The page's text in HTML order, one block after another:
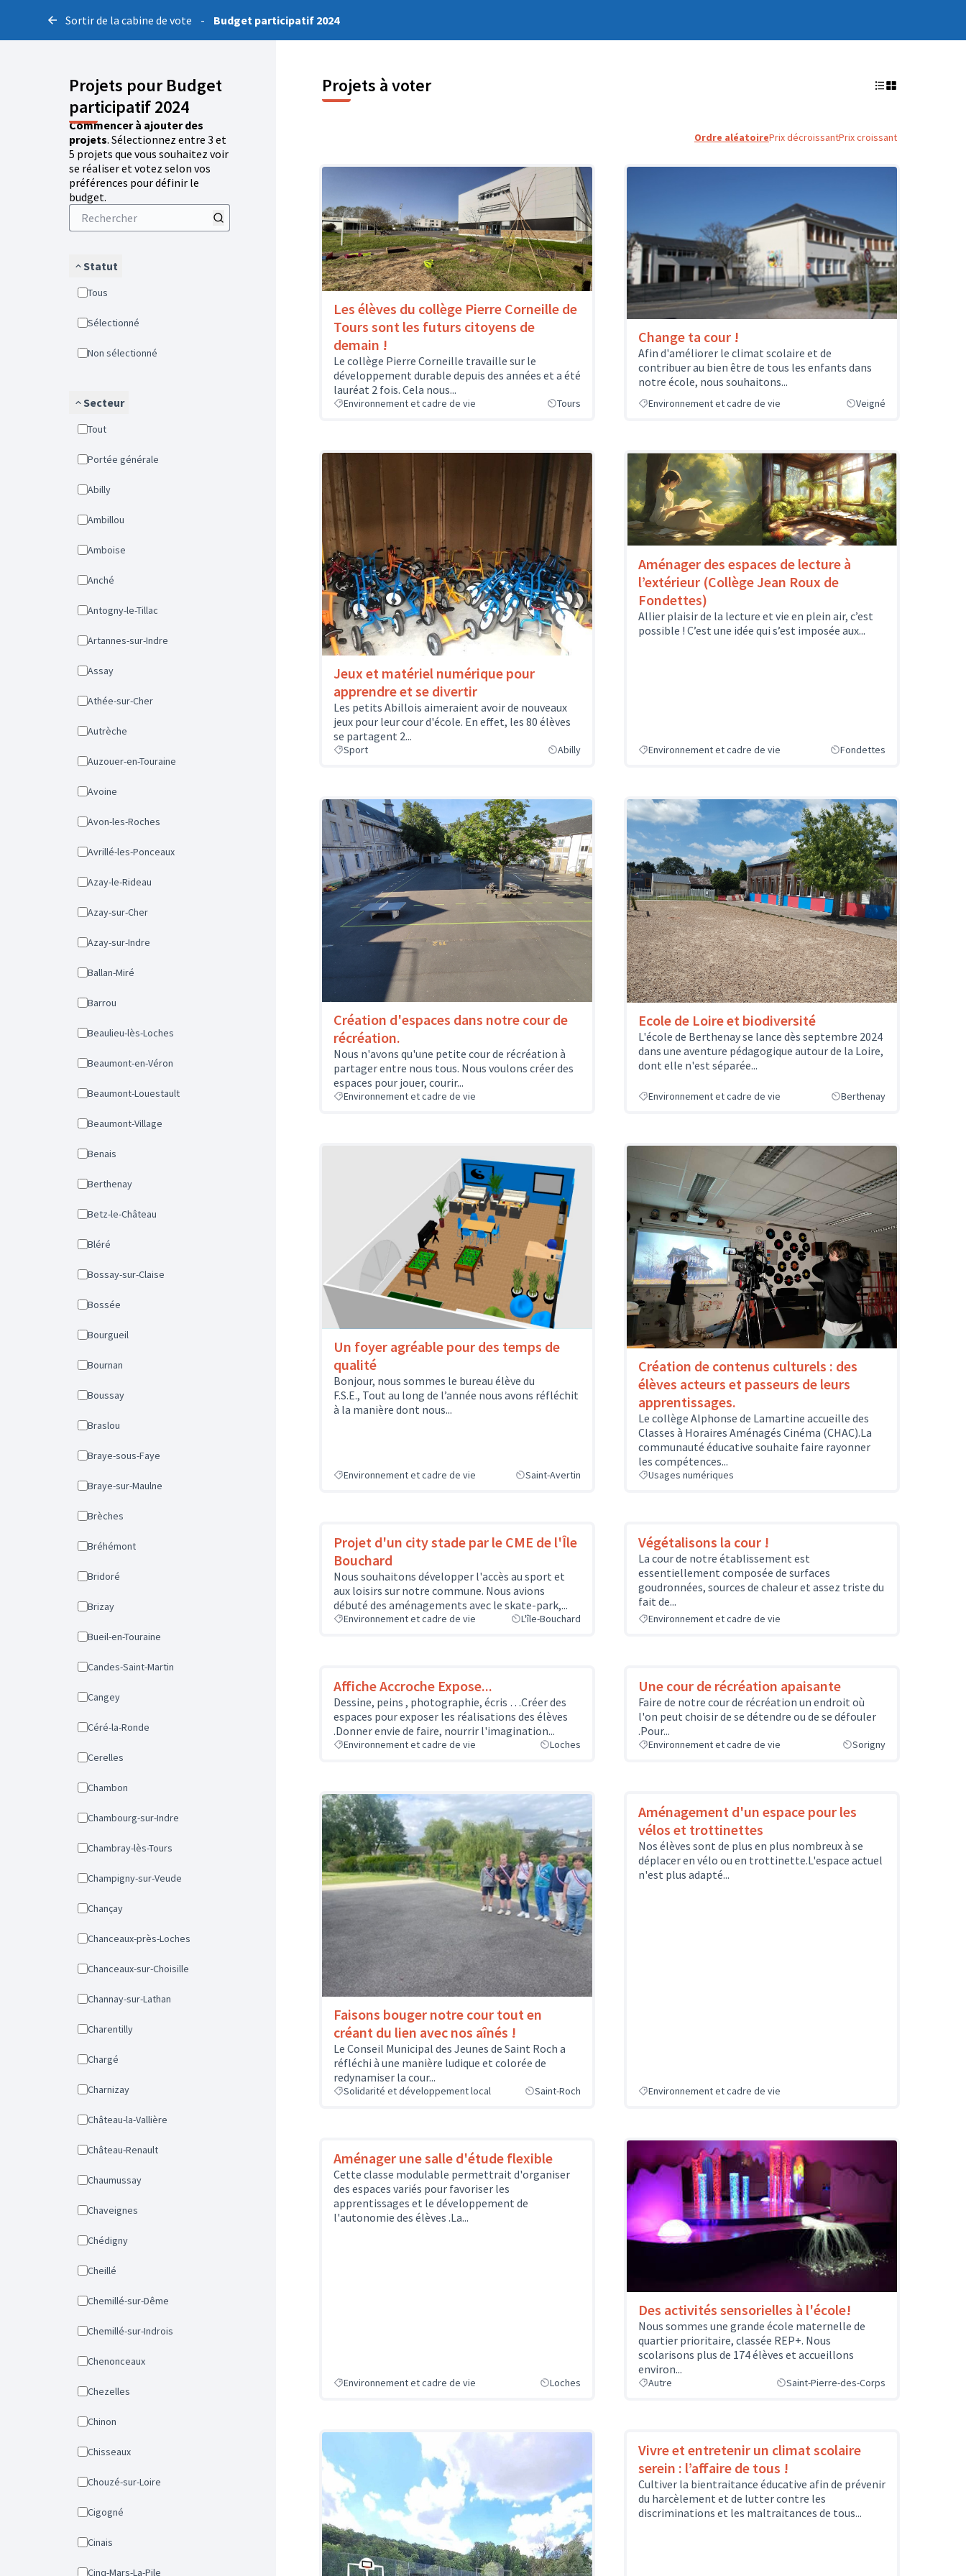
Sortir de la cabine de vote - Budget participatif 2024
Projets pour Budget
participatif 2024
Commencer à ajouter des
projets. Sélectionnez entre 3 et
5 projets que vous souhaitez voir
se réaliser et votez selon vos
préférences pour définir le
budget.
Statut
Tous
Sélectionné
Non sélectionné
Secteur
Tout
Portée générale
Abilly
Ambillou
Amboise
Anché
Antogny-le-Tillac
Artannes-sur-Indre
Assay
Athée-sur-Cher
Autrèche
Auzouer-en-Touraine
Avoine
Avon-les-Roches
Avrillé-les-Ponceaux
Azay-le-Rideau
Azay-sur-Cher
Azay-sur-Indre
Ballan-Miré
Barrou
Beaulieu-lès-Loches
Beaumont-en-Véron
Beaumont-Louestault
Beaumont-Village
Benais
Berthenay
Betz-le-Château
Bléré
Bossay-sur-Claise
Bossée
Bourgueil
Bournan
Boussay
Braslou
Braye-sous-Faye
Braye-sur-Maulne
Brèches
Bréhémont
Bridoré
Brizay
Bueil-en-Touraine
Candes-Saint-Martin
Cangey
Céré-la-Ronde
Cerelles
Chambon
Chambourg-sur-Indre
Chambray-lès-Tours
Champigny-sur-Veude
Chançay
Chanceaux-près-Loches
Chanceaux-sur-Choisille
Channay-sur-Lathan
Charentilly
Chargé
Charnizay
Château-la-Vallière
Château-Renault
Chaumussay
Chaveignes
Chédigny
Cheillé
Chemillé-sur-Dême
Chemillé-sur-Indrois
Chenonceaux
Chezelles
Chinon
Chisseaux
Chouzé-sur-Loire
Cigogné
Cinais
Cinq-Mars-La-Pile
Projets à voter
Ordre aléatoirePrix décroissantPrix croissant
Les élèves du collège Pierre Corneille de
Tours sont les futurs citoyens de
demain !
Le collège Pierre Corneille travaille sur le
développement durable depuis des années et a été
lauréat 2 fois. Cela nous...
Environnement et cadre de vie Tours
Change ta cour !
Afin d'améliorer le climat scolaire et de
contribuer au bien être de tous les enfants dans
notre école, nous souhaitons...
Environnement et cadre de vie Veigné
Jeux et matériel numérique pour
apprendre et se divertir
Les petits Abillois aimeraient avoir de nouveaux
jeux pour leur cour d'école. En effet, les 80 élèves
se partagent 2...
Sport Abilly
Aménager des espaces de lecture à
l’extérieur (Collège Jean Roux de
Fondettes)
Allier plaisir de la lecture et vie en plein air, c’est
possible ! C’est une idée qui s’est imposée aux...
Environnement et cadre de vie Fondettes
Création d'espaces dans notre cour de
récréation.
Nous n'avons qu'une petite cour de récréation à
partager entre nous tous. Nous voulons créer des
espaces pour jouer, courir...
Environnement et cadre de vie
Ecole de Loire et biodiversité
L'école de Berthenay se lance dès septembre 2024
dans une aventure pédagogique autour de la Loire,
dont elle n'est séparée...
Environnement et cadre de vie Berthenay
Un foyer agréable pour des temps de
qualité
Bonjour, nous sommes le bureau élève du
F.S.E., Tout au long de l’année nous avons réfléchit
à la manière dont nous...
Environnement et cadre de vie Saint-Avertin
Création de contenus culturels : des
élèves acteurs et passeurs de leurs
apprentissages.
Le collège Alphonse de Lamartine accueille des
Classes à Horaires Aménagés Cinéma (CHAC).La
communauté éducative souhaite faire rayonner
les compétences...
Usages numériques
Projet d'un city stade par le CME de l'Île
Bouchard
Nous souhaitons développer l'accès au sport et
aux loisirs sur notre commune. Nous avions
débuté des aménagements avec le skate-park,...
Environnement et cadre de vie L'île-Bouchard
Végétalisons la cour !
La cour de notre établissement est
essentiellement composée de surfaces
goudronnées, sources de chaleur et assez triste du
fait de...
Environnement et cadre de vie
Affiche Accroche Expose...
Dessine, peins , photographie, écris …Créer des
espaces pour exposer les réalisations des élèves
.Donner envie de faire, nourrir l'imagination...
Environnement et cadre de vie Loches
Une cour de récréation apaisante
Faire de notre cour de récréation un endroit où
l'on peut choisir de se détendre ou de se défouler
.Pour...
Environnement et cadre de vie Sorigny
Faisons bouger notre cour tout en
créant du lien avec nos aînés !
Le Conseil Municipal des Jeunes de Saint Roch a
réfléchi à une manière ludique et colorée de
redynamiser la cour...
Solidarité et développement local Saint-Roch
Aménagement d'un espace pour les
vélos et trottinettes
Nos élèves sont de plus en plus nombreux à se
déplacer en vélo ou en trottinette.L'espace actuel
n'est plus adapté...
Environnement et cadre de vie
Aménager une salle d'étude flexible
Cette classe modulable permettrait d'organiser
des espaces variés pour favoriser les
apprentissages et le développement de
l'autonomie des élèves .La...
Environnement et cadre de vie Loches
Des activités sensorielles à l'école!
Nous sommes une grande école maternelle de
quartier prioritaire, classée REP+. Nous
scolarisons plus de 174 élèves et accueillons
environ...
Autre Saint-Pierre-des-Corps
Vivre et entretenir un climat scolaire
serein : l’affaire de tous !
Cultiver la bientraitance éducative afin de prévenir
du harcèlement et de lutter contre les
discriminations et les maltraitances de tous...